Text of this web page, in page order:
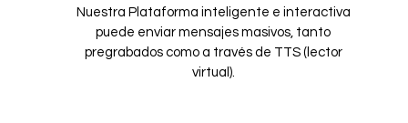
Nuestra Plataforma inteligente e interactiva
puede enviar mensajes masivos, tanto
pregrabados como a través de TTS (lector
virtual).